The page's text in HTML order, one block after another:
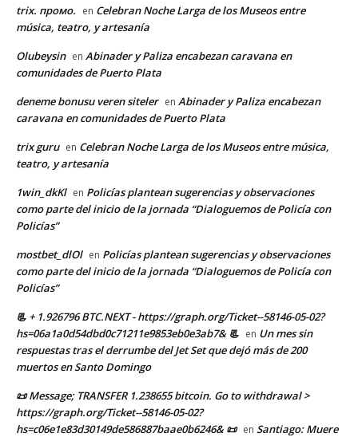
trix. промо. en Celebran Noche Larga de los Museos entre
música, teatro, y artesanía
Olubeysin en Abinader y Paliza encabezan caravana en
comunidades de Puerto Plata
deneme bonusu veren siteler en Abinader y Paliza encabezan
caravana en comunidades de Puerto Plata
trix guru en Celebran Noche Larga de los Museos entre música,
teatro, y artesanía
1win_dkKl en Policías plantean sugerencias y observaciones
como parte del inicio de la jornada “Dialoguemos de Policía con
Policías”
mostbet_dlOl en Policías plantean sugerencias y observaciones
como parte del inicio de la jornada “Dialoguemos de Policía con
Policías”
📃 + 1.926796 BTC.NEXT - https://graph.org/Ticket--58146-05-02?
hs=06a1a0d54dbd0c71211e9853eb0e3ab7& 📃 en Un mes sin
respuestas tras el derrumbe del Jet Set que dejó más de 200
muertos en Santo Domingo
📜 Message; TRANSFER 1.238655 bitcoin. Go to withdrawal >
https://graph.org/Ticket--58146-05-02?
hs=c06e1e83d30149de586887baae0b6246& 📜 en Santiago: Muere